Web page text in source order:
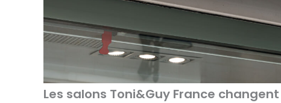
Les salons Toni&Guy France